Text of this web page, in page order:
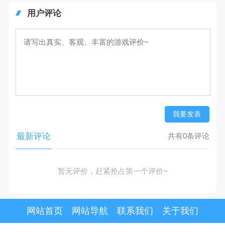
用户评论
我要发表
最新评论 共有0条评论
暂无评价，赶紧抢占第一个评价~
网站首页 网站导航 联系我们 关于我们